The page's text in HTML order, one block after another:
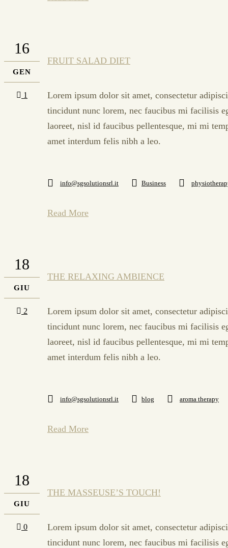
16
GEN
1
FRUIT SALAD DIET
Lorem ipsum dolor sit amet, consectetur
tincidunt nunc lorem, nec faucibus mi facilisis
laoreet, nisl id faucibus pellentesque, mi mi
amet interdum felis nibh a leo.
info@sgsolutionsrl.it Business
Read More
18
GIU
2
THE RELAXING AMBIENCE
Lorem ipsum dolor sit amet, consectetur
tincidunt nunc lorem, nec faucibus mi facilisis
laoreet, nisl id faucibus pellentesque, mi mi
amet interdum felis nibh a leo.
info@sgsolutionsrl.it blog aroma therapy
Read More
18
GIU
0
THE MASSEUSE’S TOUCH!
Lorem ipsum dolor sit amet, consectetur
tincidunt nunc lorem, nec faucibus mi facilisis